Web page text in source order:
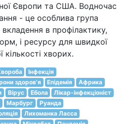
Європи та США. Водночас
- це особлива група
в профілактику,
і ресурсу для швидкої
кількості хворих.
Інфекція
здоров'я
Епідемія
Африка
Вірус Ебола
Лікар-інфекціоніст
Марбург
Руанда
Лихоманка Ласса